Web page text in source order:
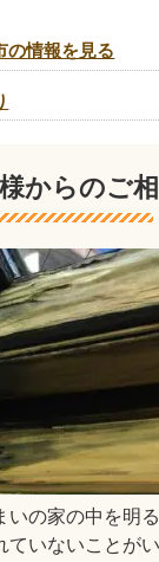
の情報を見る
からのご
いの家の中を明
ていないことが